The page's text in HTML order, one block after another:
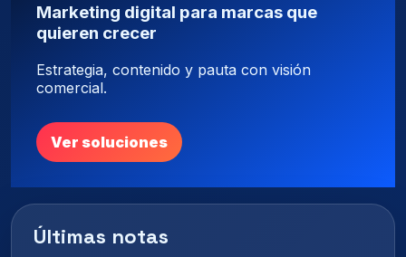
Marketing digital para marcas que
quieren crecer
Estrategia, contenido y pauta con visión
comercial.
Ver soluciones
Últimas notas